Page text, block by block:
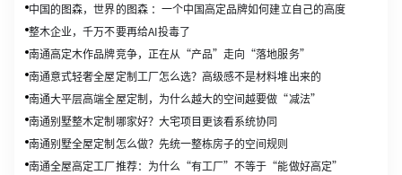
中国的图森，世界的图森 ：一个中国高定品牌如何建立自己的高度
整木企业，千万不要再给AI投毒了
南通高定木作品牌竞争，正在从“产品”走向“落地服务”
南通意式轻奢全屋定制工厂怎么选？高级感不是材料堆出来的
南通大平层高端全屋定制，为什么越大的空间越要做“减法”
南通别墅整木定制哪家好？大宅项目更该看系统协同
南通别墅全屋定制怎么做？先统一整栋房子的空间规则
南通全屋高定工厂推荐：为什么“有工厂”不等于“能做好高定”